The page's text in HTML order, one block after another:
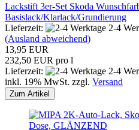
Lackstift 3er-Set Skoda
Basislack/Klarlack/Grundierung
Lieferzeit:
2-4
(Ausland abweichend)
13,95 EUR
232,50 EUR pro l
Lieferzeit:
2-4
inkl. 19% MwSt. zzgl. Versand
Zum Artikel